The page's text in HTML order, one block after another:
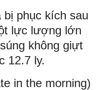
bị phục kích sau
lực lượng lớn
không giựt
12.7 ly.
in the morning)